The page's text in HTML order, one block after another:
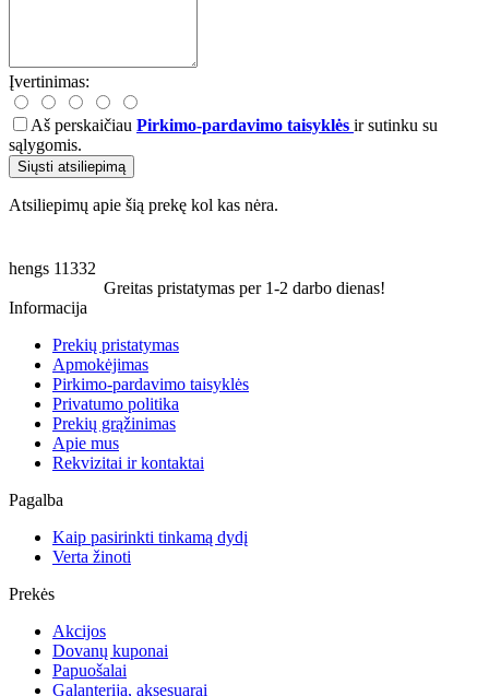
Įvertinimas:
Aš perskaičiau Pirkimo-pardavimo taisyklės ir sutinku su
sąlygomis.
Siųsti atsiliepimą
Atsiliepimų apie šią prekę kol kas nėra.
hengs 11332
Greitas pristatymas per 1-2 darbo dienas!
Informacija
Prekių pristatymas
Apmokėjimas
Pirkimo-pardavimo taisyklės
Privatumo politika
Prekių grąžinimas
Apie mus
Rekvizitai ir kontaktai
Pagalba
Kaip pasirinkti tinkamą dydį
Verta žinoti
Prekės
Akcijos
Dovanų kuponai
Papuošalai
Galanterija, aksesuarai